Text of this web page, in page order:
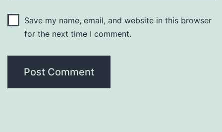
Save my name, email, and website in this browser
for the next time I comment.